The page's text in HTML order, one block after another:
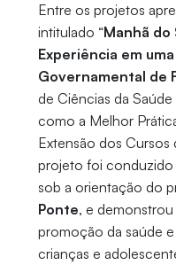
Entre os projetos
intitulado “Manhã do
Experiência em
Governamental de
de Ciências da
como a Melhor
Extensão dos
projeto foi conduzido
sob a orientação do
Ponte, e
promoção da saúde
crianças e